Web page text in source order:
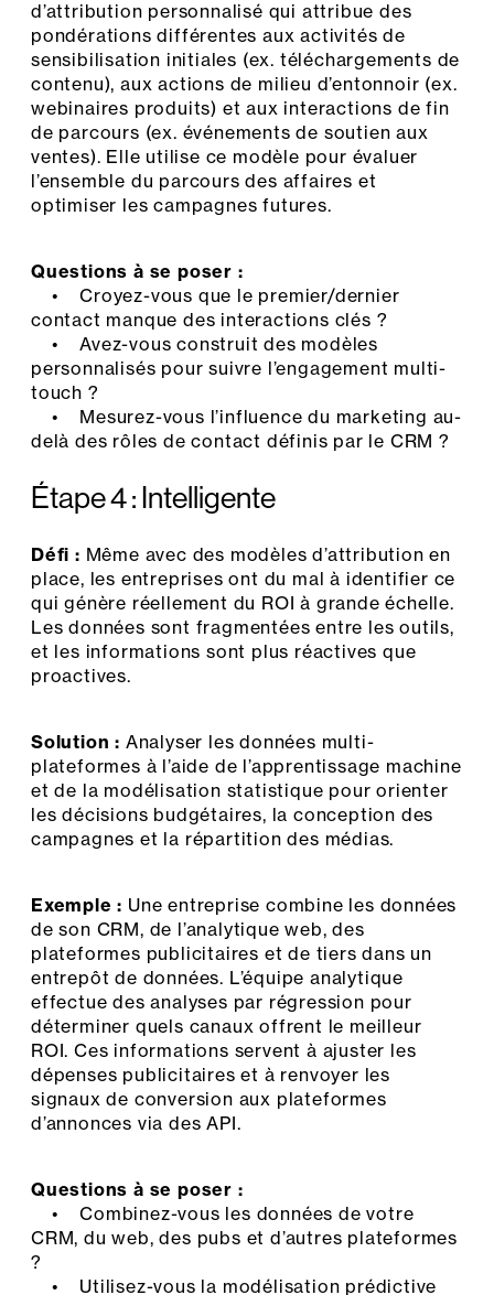
d’attribution personnalisé qui attribue des
pondérations différentes aux activités de
sensibilisation initiales (ex. téléchargements de
contenu), aux actions de milieu d’entonnoir (ex.
webinaires produits) et aux interactions de fin
de parcours (ex. événements de soutien aux
ventes). Elle utilise ce modèle pour évaluer
l’ensemble du parcours des affaires et
optimiser les campagnes futures.
Questions à se poser :
• Croyez-vous que le premier/dernier
contact manque des interactions clés ?
• Avez-vous construit des modèles
personnalisés pour suivre l’engagement multi-
touch ?
• Mesurez-vous l’influence du marketing au-
delà des rôles de contact définis par le CRM ?
Étape 4 : Intelligente
Défi : Même avec des modèles d’attribution en
place, les entreprises ont du mal à identifier ce
qui génère réellement du ROI à grande échelle.
Les données sont fragmentées entre les outils,
et les informations sont plus réactives que
proactives.
Solution : Analyser les données multi-
plateformes à l’aide de l’apprentissage machine
et de la modélisation statistique pour orienter
les décisions budgétaires, la conception des
campagnes et la répartition des médias.
Exemple : Une entreprise combine les données
de son CRM, de l’analytique web, des
plateformes publicitaires et de tiers dans un
entrepôt de données. L’équipe analytique
effectue des analyses par régression pour
déterminer quels canaux offrent le meilleur
ROI. Ces informations servent à ajuster les
dépenses publicitaires et à renvoyer les
signaux de conversion aux plateformes
d’annonces via des API.
Questions à se poser :
• Combinez-vous les données de votre
CRM, du web, des pubs et d’autres plateformes
?
• Utilisez-vous la modélisation prédictive